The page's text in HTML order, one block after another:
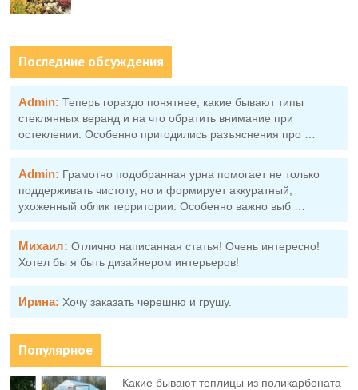
Последние обсуждения
Admin: Теперь гораздо понятнее, какие бывают типы
стеклянных веранд и на что обратить внимание при
остеклении. Особенно пригодились разъяснения про …
Admin: Грамотно подобранная урна помогает не только
поддерживать чистоту, но и формирует аккуратный,
ухоженный облик территории. Особенно важно выб …
Михаил: Отлично написанная статья! Очень интересно!
Хотел бы я быть дизайнером интерьеров!
Ирина: Хочу заказать черешню и грушу.
Популярное
Какие бывают теплицы из поликарбоната